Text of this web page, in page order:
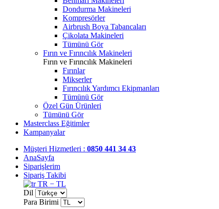
Dondurma Makineleri
Kompresörler
Airbrush Boya Tabancaları
Çikolata Makineleri
Tümünü Gör
Fırın ve Fırıncılık Makineleri
Fırın ve Fırıncılık Makineleri
Fırınlar
Mikserler
Fırıncılık Yardımcı Ekipmanları
Tümünü Gör
Özel Gün Ürünleri
Tümünü Gör
Masterclass Eğitimler
Kampanyalar
Müşteri Hizmetleri : 0850 441 34 43
AnaSayfa
Siparişlerim
Sipariş Takibi
TR − TL
Dil
Para Birimi